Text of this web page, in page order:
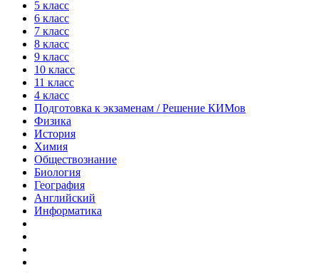
5 класс
6 класс
7 класс
8 класс
9 класс
10 класс
11 класс
4 класс
Подготовка к экзаменам / Решение КИМов
Физика
История
Химия
Обществознание
Биология
География
Английский
Информатика